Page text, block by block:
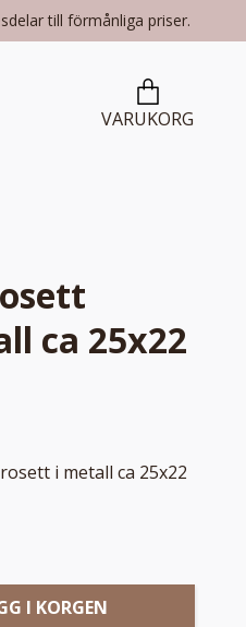
till förmånliga priser.
VARUKORG
ca 25x22
i metall ca 25x22
I KORGEN